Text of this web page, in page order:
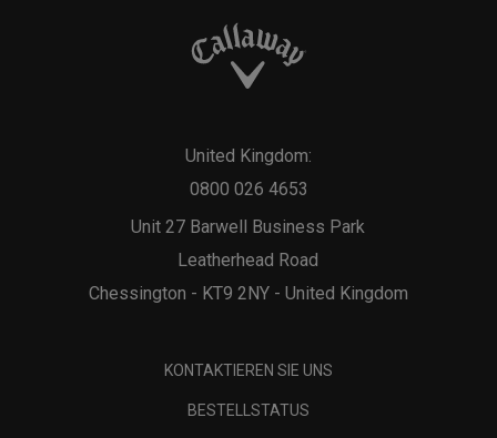
Unit 27 Barwell Business Park
Leatherhead Road
Chessington - KT9 2NY - United Kingdom
United Kingdom:
0800 026 4653
KONTAKTIEREN SIE UNS
BESTELLSTATUS